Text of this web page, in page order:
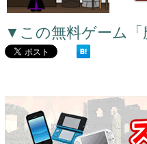
▼この無料ゲーム「